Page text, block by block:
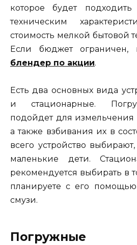
которое будет
техническим
стоимость мелкой бытовой
Если бюджет ограничен,
блендер по акции.
Есть два основных вида
и стационарные.
подойдет для измельчения
а также взбивания их в
всего устройство
маленькие дети.
рекомендуется выбирать в
планируете с его помощью
смузи.
Погружные